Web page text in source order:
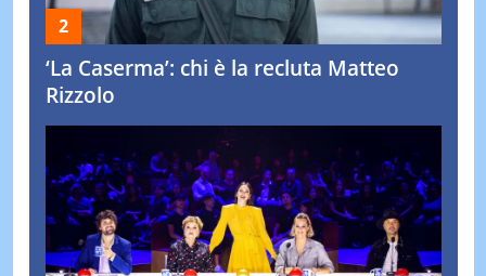
‘La Caserma’: chi è la recluta Matteo
Rizzolo